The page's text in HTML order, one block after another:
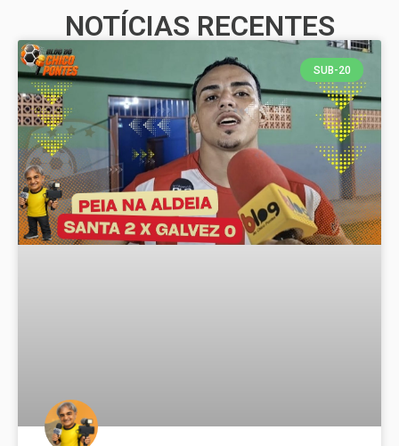
NOTÍCIAS RECENTES
SUB-20